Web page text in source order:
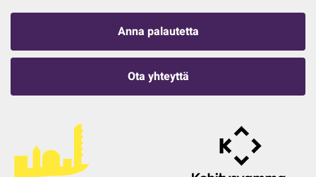
Anna palautetta
Ota yhteyttä